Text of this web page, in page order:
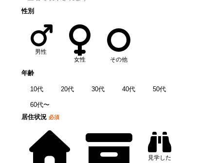
性別
男性
女性
その他
年齢
10代 20代 30代 40代 50代
60代〜
居住状況 必須
見学した